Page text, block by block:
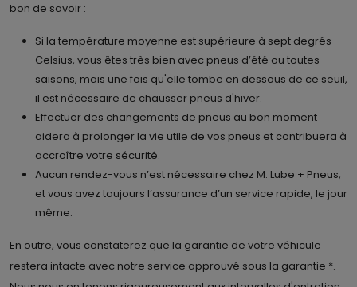
bon de savoir :
Si la température moyenne est supérieure à sept degrés
Celsius, vous êtes très bien avec pneus d’été ou toutes
saisons, mais une fois qu'elle tombe en dessous de ce seuil,
il est nécessaire de chausser pneus d'hiver.
Effectuer des changements de pneus au bon moment
aidera à prolonger la vie utile de vos pneus et contribuera à
accroître votre sécurité.
Aucun rendez-vous n’est nécessaire chez M. Lube + Pneus,
et vous avez toujours l’assurance d’un service rapide, le jour
même.
En outre, vous constaterez que la garantie de votre véhicule
restera intacte avec notre service approuvé sous la garantie *.